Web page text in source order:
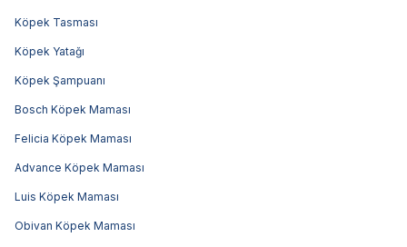
Köpek Tasması
Köpek Yatağı
Köpek Şampuanı
Bosch Köpek Maması
Felicia Köpek Maması
Advance Köpek Maması
Luis Köpek Maması
Obivan Köpek Maması